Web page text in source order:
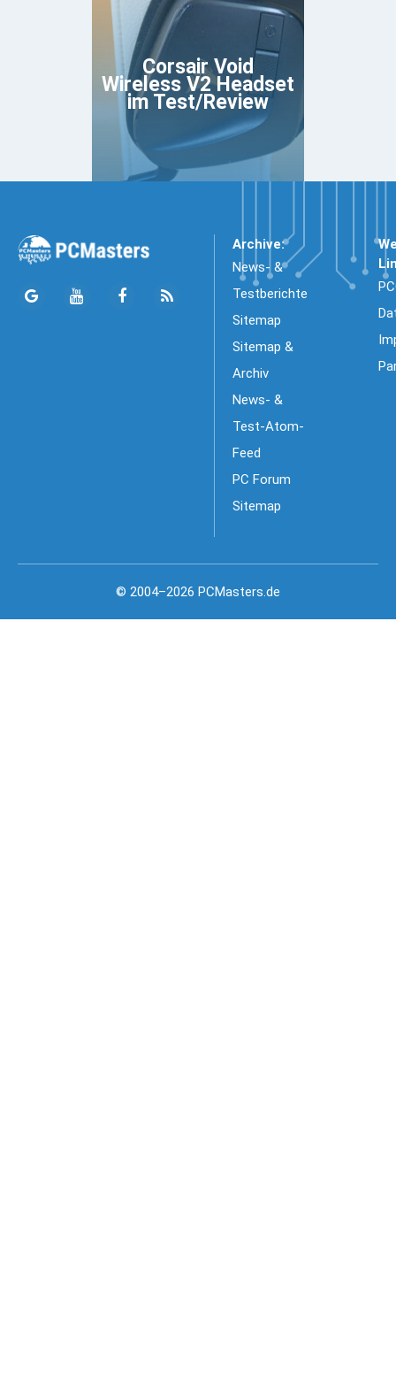
Corsair Void
Wireless V2 Headset
im Test/Review
Archive:
News- &
Testberichte
Sitemap
Sitemap &
Archiv
News- &
Test-Atom-
Feed
PC Forum
Sitemap
© 2004–2026 PCMasters.de